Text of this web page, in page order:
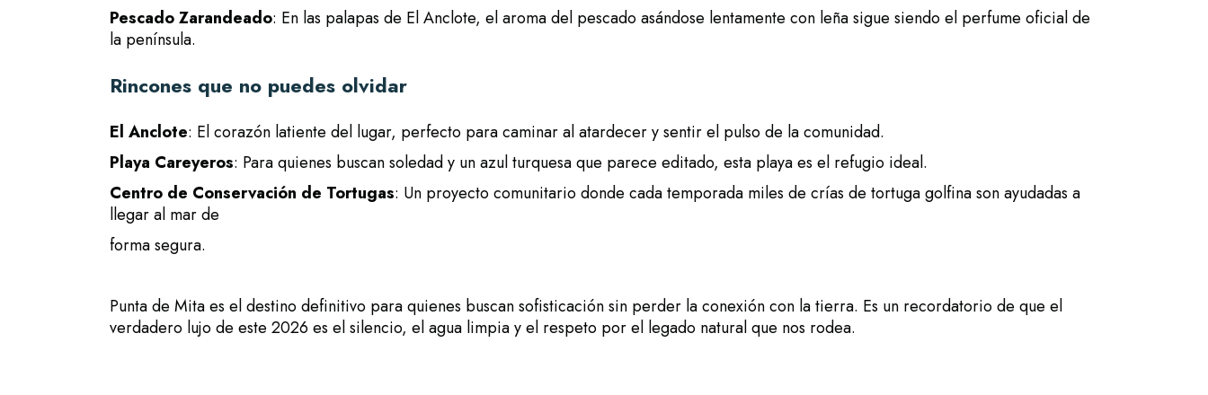
Pescado Zarandeado: En las palapas de El Anclote, el aroma del pescado asándose lentamente con leña sigue siendo el perfume oficial de
la península.
Rincones que no puedes olvidar
El Anclote: El corazón latiente del lugar, perfecto para caminar al atardecer y sentir el pulso de la comunidad.
Playa Careyeros: Para quienes buscan soledad y un azul turquesa que parece editado, esta playa es el refugio ideal.
Centro de Conservación de Tortugas: Un proyecto comunitario donde cada temporada miles de crías de tortuga golfina son ayudadas a
llegar al mar de
forma segura.
Punta de Mita es el destino definitivo para quienes buscan sofisticación sin perder la conexión con la tierra. Es un recordatorio de que el
verdadero lujo de este 2026 es el silencio, el agua limpia y el respeto por el legado natural que nos rodea.